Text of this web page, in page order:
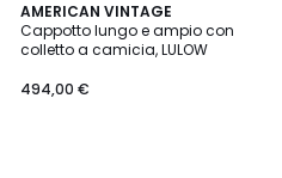
AMERICAN VINTAGE
Cappotto lungo e ampio con
colletto a camicia, LULOW
494,00 €